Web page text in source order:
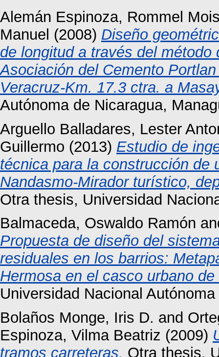
Alemán Espinoza, Rommel
Manuel (2008) Diseño
de longitud a través del
Asociación del Cemento
Veracruz-Km. 17.3 ctra. a
Autónoma de Nicaragua,
Arguello Balladares, Lester
Guillermo (2013) Estudio de
técnica para la construcción de
Nandasmo-Mirador turístico,
Otra thesis, Universidad
Balmaceda, Oswaldo Ramón
Propuesta de diseño del
residuales en los barrios:
Hermosa en el casco urbano
Universidad Nacional
Bolaños Monge, Iris D. and
Espinoza, Vilma Beatriz (2009)
tramos carreteras. Otra thesis,